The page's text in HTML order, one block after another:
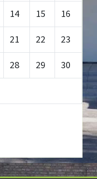
14 15 16
21 22 23
28 29 30